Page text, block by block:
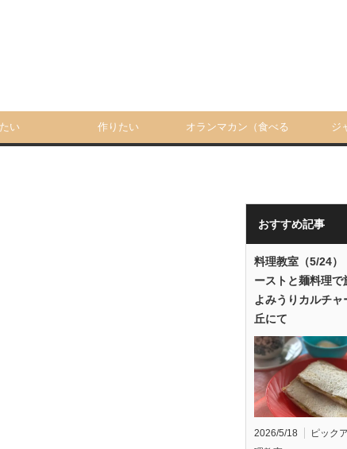
い 作りたい オランマカン（食べる ジ
おすすめ記事
料理教室（5/24）
ーストと麺料理で
よみうりカルチャ
丘にて
2026/5/18 ピック